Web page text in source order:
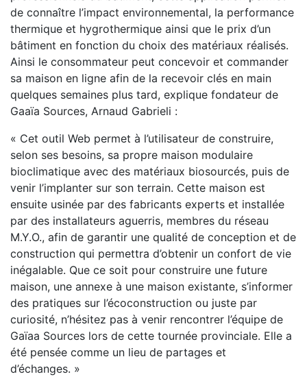
de connaître l’impact environnemental, la performance
thermique et hygrothermique ainsi que le prix d’un
bâtiment en fonction du choix des matériaux réalisés.
Ainsi le consommateur peut concevoir et commander
sa maison en ligne afin de la recevoir clés en main
quelques semaines plus tard, explique fondateur de
Gaaïa Sources, Arnaud Gabrieli :
« Cet outil Web permet à l’utilisateur de construire,
selon ses besoins, sa propre maison modulaire
bioclimatique avec des matériaux biosourcés, puis de
venir l’implanter sur son terrain. Cette maison est
ensuite usinée par des fabricants experts et installée
par des installateurs aguerris, membres du réseau
M.Y.O., afin de garantir une qualité de conception et de
construction qui permettra d’obtenir un confort de vie
inégalable. Que ce soit pour construire une future
maison, une annexe à une maison existante, s’informer
des pratiques sur l’écoconstruction ou juste par
curiosité, n’hésitez pas à venir rencontrer l’équipe de
Gaïaa Sources lors de cette tournée provinciale. Elle a
été pensée comme un lieu de partages et
d’échanges. »